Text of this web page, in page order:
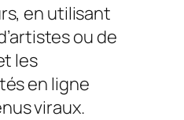
en utilisant
ou de
les
en ligne
viraux.